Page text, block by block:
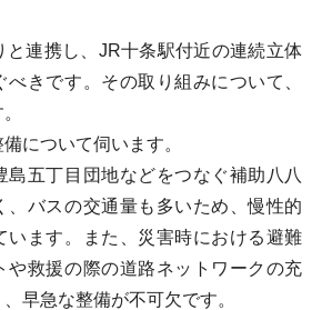
連携し、JR十条駅付近の連続立体
きです。その取り組みについて、
について伺います。
五丁目団地などをつなぐ補助八八
、バスの交通量も多いため、慢性的
います。また、災害時における避難
や救援の際の道路ネットワークの充
早急な整備が不可欠です。